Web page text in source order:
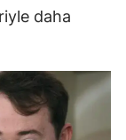
daha